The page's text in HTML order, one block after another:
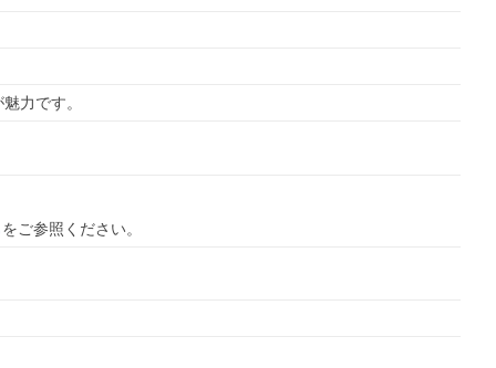
力です。
をご参照ください。